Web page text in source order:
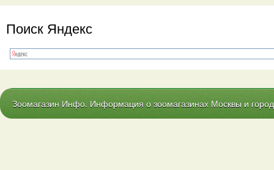
Поиск Яндекс
Зоомагазин Инфо. Информация о зоомагазинах Москвы и